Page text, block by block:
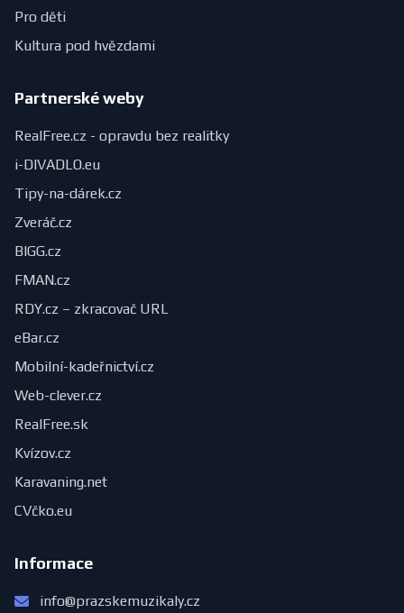
Pro děti
Kultura pod hvězdami
Partnerské weby
RealFree.cz - opravdu bez realitky
i-DIVADLO.eu
Tipy-na-dárek.cz
Zveráč.cz
BIGG.cz
FMAN.cz
RDY.cz – zkracovač URL
eBar.cz
Mobilní-kadeřnictví.cz
Web-clever.cz
RealFree.sk
Kvízov.cz
Karavaning.net
CVčko.eu
Informace
info@prazskemuzikaly.cz